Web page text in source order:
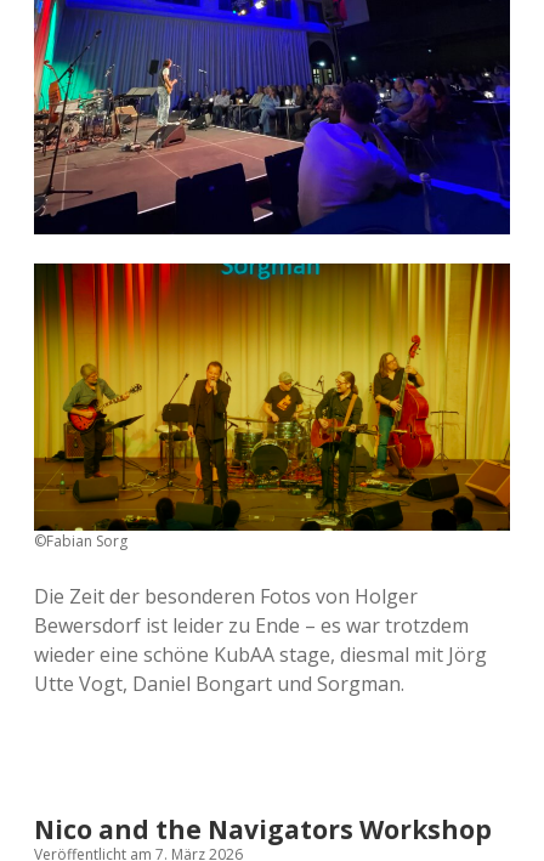
©️Fabian Sorg
Die Zeit der besonderen Fotos von Holger
Bewersdorf ist leider zu Ende – es war trotzdem
wieder eine schöne KubAA stage, diesmal mit Jörg
Utte Vogt, Daniel Bongart und Sorgman.
Nico and the Navigators Workshop
Veröffentlicht am 7. März 2026